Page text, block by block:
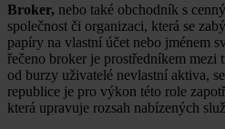
Broker, nebo také obchodník s
společnost či organizaci, která se
papíry na vlastní účet nebo jménem
řečeno broker je prostředníkem mezi
od burzy uživatelé nevlastní aktiva,
republice je pro výkon této role
která upravuje rozsah nabízených